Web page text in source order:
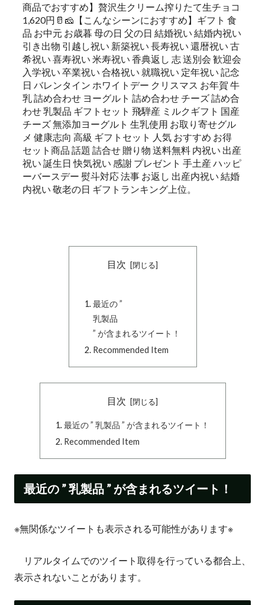
商品でおすすめ】贅沢生クリーム搾りたて生チョコ
1,620円🥛🧀【こんなシーンにおすすめ】ギフト 食
品 お中元 お歳暮 母の日 父の日 結婚祝い 結婚内祝い
引き出物 引越し祝い 新築祝い 長寿祝い 還暦祝い 古
希祝い 喜寿祝い 米寿祝い 香典返し 志 送別会 歓迎会
入学祝い 卒業祝い 合格祝い 就職祝い 定年祝い 記念
日 バレンタイン ホワイトデー クリスマス お年賀 牛
乳 詰め合わせ ヨーグルト 詰め合わせ チーズ 詰め合
わせ 乳製品 ギフトセット 飛騨産 ミルクギフト 国産
チーズ 無添加ヨーグルト 生乳使用 お取り寄せグル
メ 健康志向 高級 ギフトセット 人気 おすすめ お得
セット商品 話題 詰合せ 贈り物 送料無料 内祝い 出産
祝い 誕生日 快気祝い 感謝 プレゼント 手土産 ハッピ
ーバースデー 熨斗対応 法事 お返し 出産内祝い 結婚
内祝い 敬老の日 ギフトランキング上位。
目次
最近の ”
乳製品
” が含まれるツイート！
Recommended Item
目次
最近の ” 乳製品 ” が含まれるツイート！
Recommended Item
最近の ” 乳製品 ” が含まれるツイート！
※無関係なツイートも表示される可能性があります※
リアルタイムでのツイート取得を行っている都合上、
表示されないことがあります。